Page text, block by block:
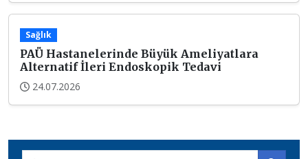
Sağlık
PAÜ Hastanelerinde Büyük Ameliyatlara
Alternatif İleri Endoskopik Tedavi
24.07.2026